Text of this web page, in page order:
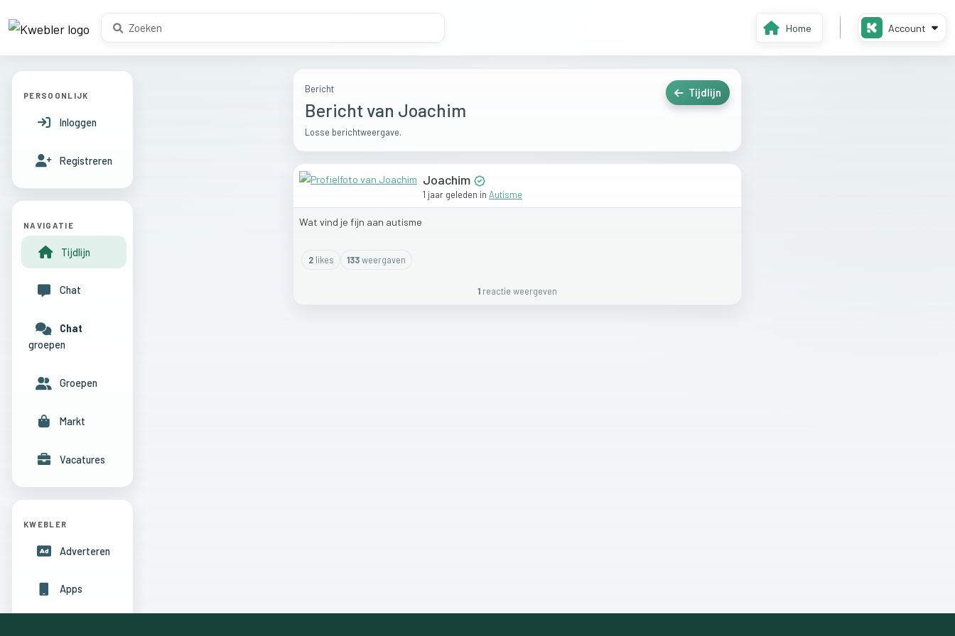
Home Account
Bericht
Bericht van Joachim
Losse berichtweergave.
Tijdlijn
Joachim
1 jaar geleden in Autisme
Wat vind je fijn aan autisme
2likes 133weergaven
1 reactie weergeven
PERSOONLIJK
Inloggen
Registreren
NAVIGATIE
Tijdlijn
Chat
Chat
groepen
Groepen
Markt
Vacatures
KWEBLER
Adverteren
Apps